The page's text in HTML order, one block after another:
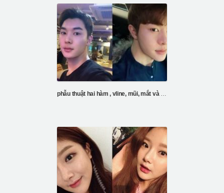
phẫu thuật hai hàm , vline, mũi, mắt và tiêm mỡ trán